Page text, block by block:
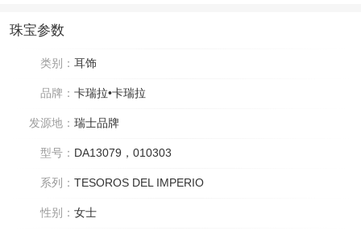
珠宝参数
类别： 耳饰
品牌： 卡瑞拉•卡瑞拉
发源地： 瑞士品牌
型号： DA13079，010303
系列： TESOROS DEL IMPERIO
性别： 女士